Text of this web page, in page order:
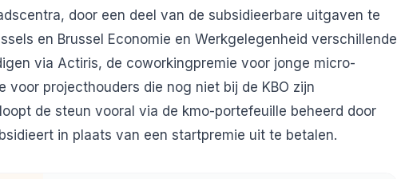
door een deel van de subsidieerbare uitgaven te
en Brussel Economie en Werkgelegenheid verschillende
via Actiris, de coworkingpremie voor jonge micro-
voor projecthouders die nog niet bij de KBO zijn
de steun vooral via de kmo-portefeuille beheerd door
in plaats van een startpremie uit te betalen.